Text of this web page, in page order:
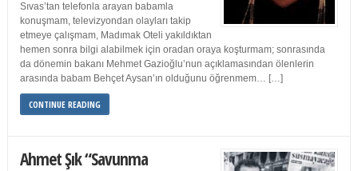
Sıvas’tan telefonla arayan babamla
konuşmam, televizyondan olayları takip
etmeye çalışmam, Madımak Oteli yakıldıktan
hemen sonra bilgi alabilmek için oradan oraya koşturmam; sonrasında
da dönemin bakanı Mehmet Gazioğlu’nun açıklamasından ölenlerin
arasında babam Behçet Aysan’ın olduğunu öğrenmem… […]
CONTINUE READING
Ahmet Şık “Savunma